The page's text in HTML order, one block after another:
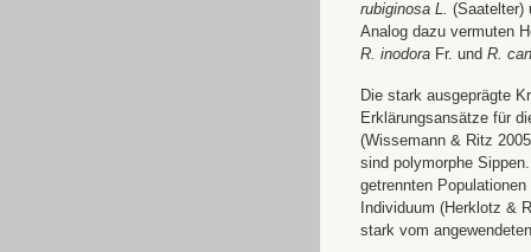
rubiginosa L. (Saatelter)
Analog dazu vermuten
R. inodora Fr. und R.
Die stark ausgeprägte
Erklärungsansätze für
(Wissemann & Ritz
sind polymorphe
getrennten
Individuum (Herklotz &
stark vom